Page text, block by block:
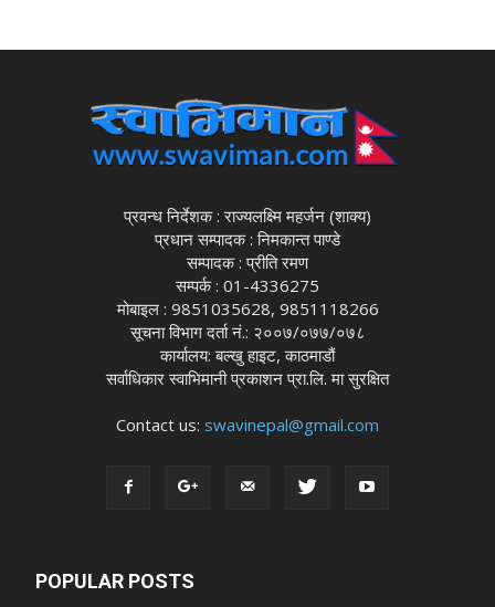
प्रवन्ध निर्देशक : राज्यलक्ष्मि महर्जन (शाक्य)
प्रधान सम्पादक : निमकान्त पाण्डे
सम्पादक : प्रीति रमण
सम्पर्क : 01-4336275
मोबाइल : 9851035628, 9851118266
सूचना विभाग दर्ता नं.: २००७/०७७/०७८
कार्यालय: बल्खु हाइट, काठमाडौं
सर्वाधिकार स्वाभिमानी प्रकाशन प्रा.लि. मा सुरक्षित
Contact us: swavinepal@gmail.com
POPULAR POSTS